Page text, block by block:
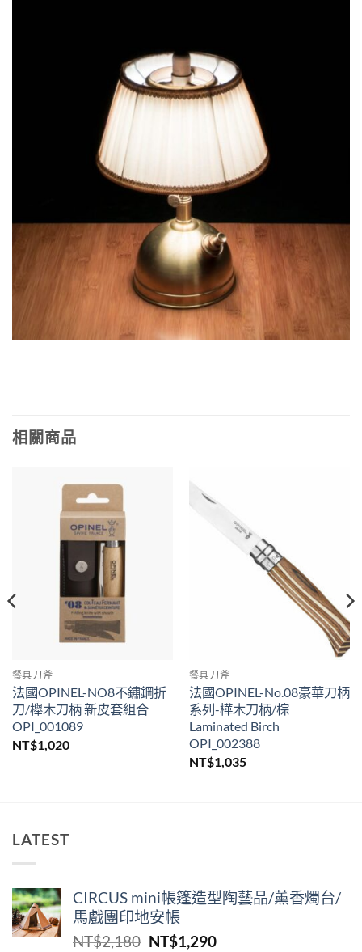
相關商品
餐具刀斧
法國OPINEL-NO8不鏽鋼折
刀/櫸木刀柄 新皮套組合
OPI_001089
NT$1,020
餐具刀斧
法國OPINEL-No.08豪華刀柄
系列-樺木刀柄/棕
Laminated Birch
OPI_002388
NT$1,035
LATEST
CIRCUS mini帳篷造型陶藝品/薰香燭台/
馬戲團印地安帳
NT$2,180 原
NT$1,290目